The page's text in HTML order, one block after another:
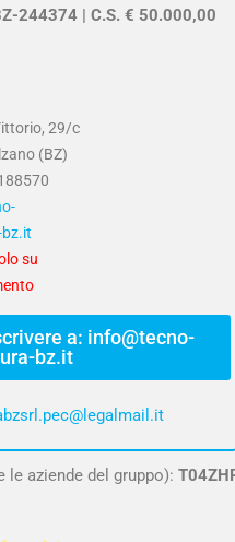
244374 | C.S. € 50.000,00
29/c
(BZ)
su
a: info@tecno-
bz.it
aziende del gruppo):